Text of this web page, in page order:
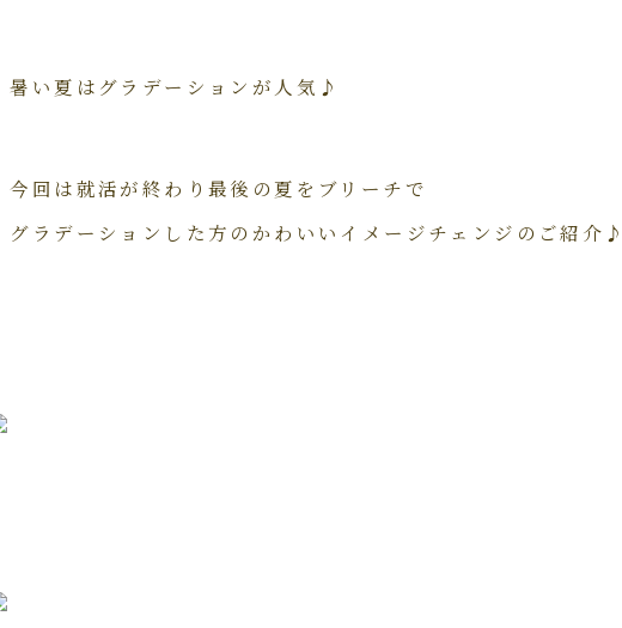
暑い夏はグラデーションが人気♪
今回は就活が終わり最後の夏をブリーチで
グラデーションした方のかわいいイメージチェンジのご紹介♪